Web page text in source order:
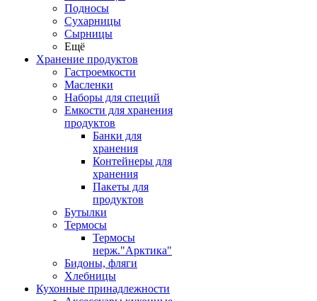
Подносы
Сухарницы
Сырницы
Ещё
Хранение продуктов
Гастроемкости
Масленки
Наборы для специй
Емкости для хранения
продуктов
Банки для
хранения
Контейнеры для
хранения
Пакеты для
продуктов
Бутылки
Термосы
Термосы
нерж."Арктика"
Бидоны, фляги
Хлебницы
Кухонные принадлежности